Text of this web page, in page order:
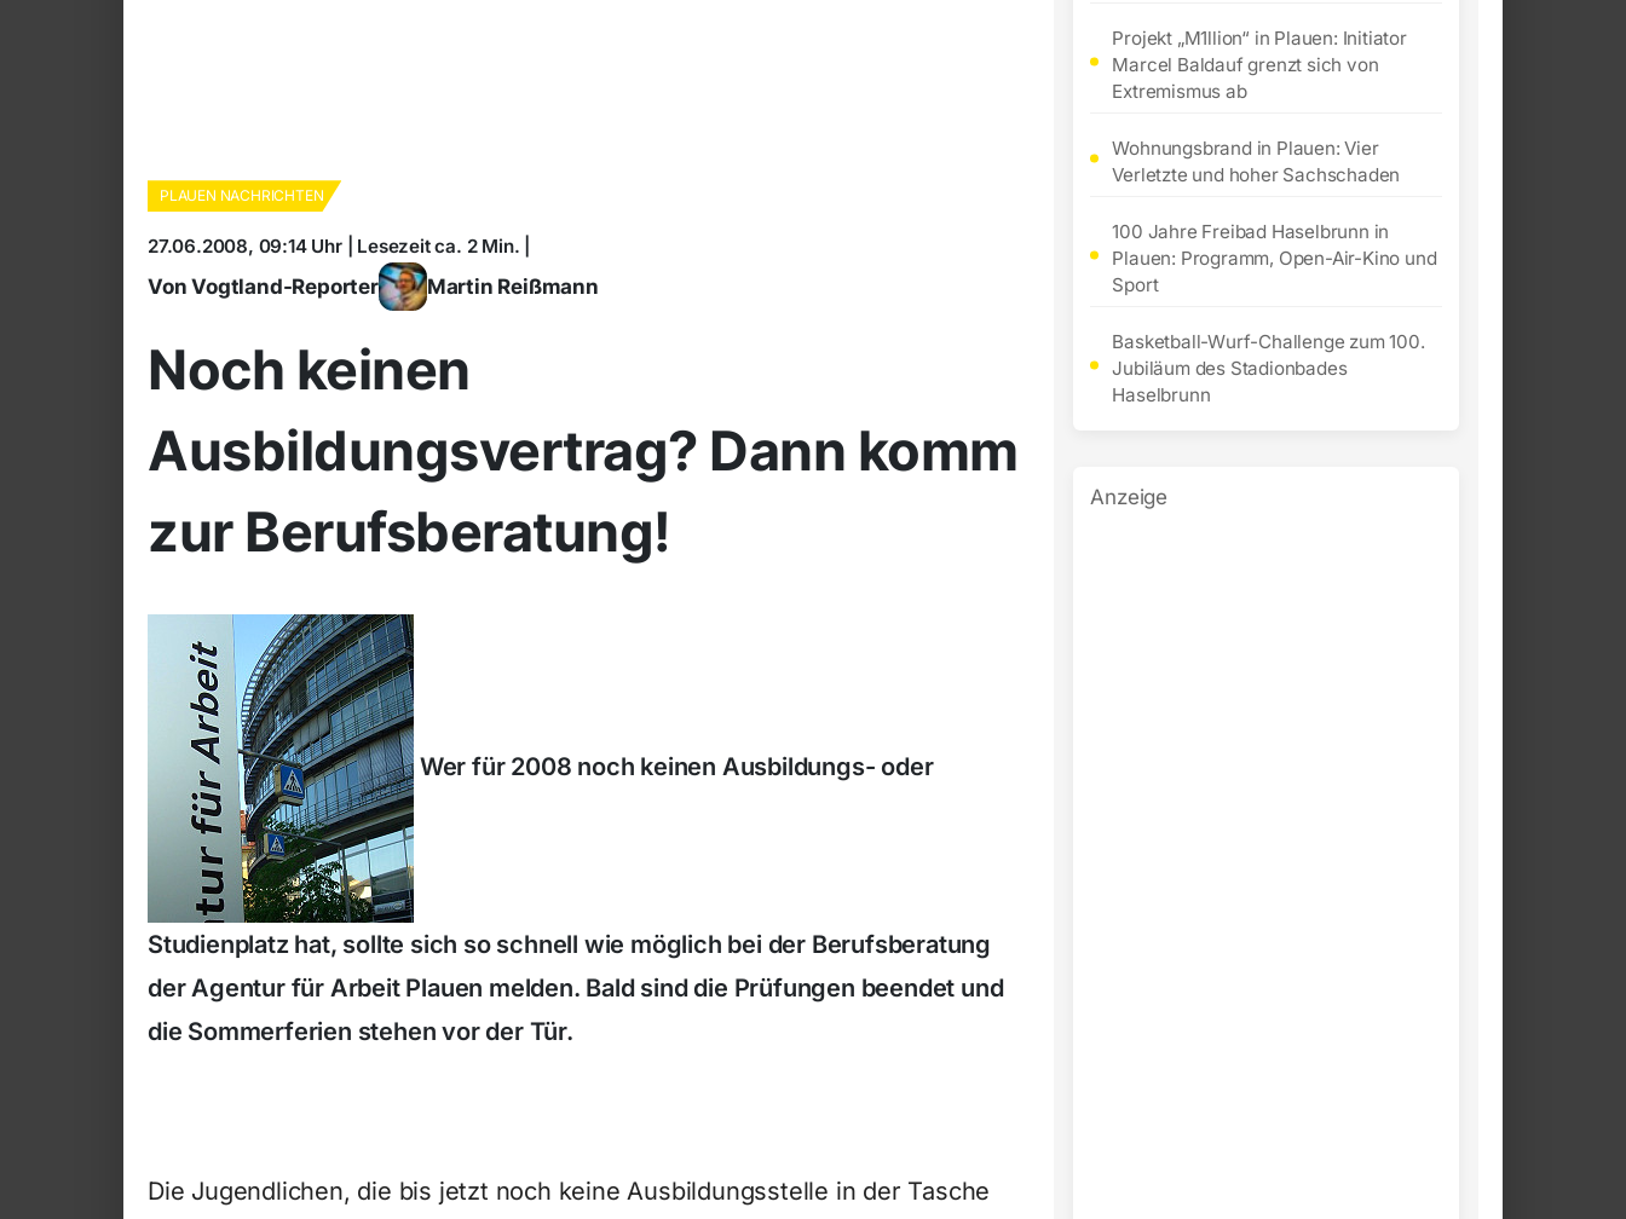
PLAUEN NACHRICHTEN
27.06.2008, 09:14 Uhr | Lesezeit ca. 2 Min. |
Von Vogtland-Reporter Martin Reißmann
Noch keinen
Ausbildungsvertrag? Dann komm
zur Berufsberatung!
Wer für 2008 noch keinen Ausbildungs- oder
Studienplatz hat, sollte sich so schnell wie möglich bei der Berufsberatung
der Agentur für Arbeit Plauen melden. Bald sind die Prüfungen beendet und
die Sommerferien stehen vor der Tür.
Die Jugendlichen, die bis jetzt noch keine Ausbildungsstelle in der Tasche
Projekt „M1llion“ in Plauen: Initiator
Marcel Baldauf grenzt sich von
Extremismus ab
Wohnungsbrand in Plauen: Vier
Verletzte und hoher Sachschaden
100 Jahre Freibad Haselbrunn in
Plauen: Programm, Open-Air-Kino und
Sport
Basketball-Wurf-Challenge zum 100.
Jubiläum des Stadionbades
Haselbrunn
Anzeige